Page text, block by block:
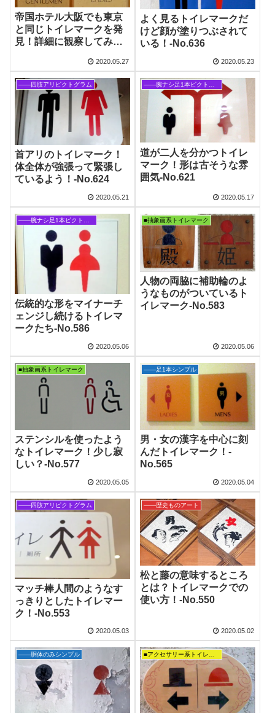
帝国ホテル大阪でも東京
と同じトイレマークを発
見！詳細に観察してみる‐
2020.05.27
よく見るトイレマークだ
けど顔が塗りつぶされて
いる！‐No.636
2020.05.23
――四肢アリピクトグラム
首アリのトイレマーク！
体全体が強張って緊張し
ているよう！‐No.624
2020.05.21
――腕ナシ足1本ピクトグラム
道が二人を分かつトイレ
マーク！形は古そうな雰
囲気‐No.621
2020.05.17
伝統的な形をマイナーチ
ェンジし続けるトイレマ
ークたち‐No.586
2020.05.06
■抽象画系トイレマーク
人物の両脇に補助輪のよ
うなものがついているト
イレマーク‐No.583
2020.05.06
■抽象画系トイレマーク
ステンシルを使ったよう
なトイレマーク！少し寂
しい？‐No.577
2020.05.05
――足1本シンプル
男・女の漢字を中心に刻
んだトイレマーク！‐
No.565
2020.05.04
――四肢アリピクトグラム
マッチ棒人間のようなす
っきりとしたトイレマー
ク！‐No.553
2020.05.03
――歴史ものアート
松と藤の意味するところ
とは？トイレマークでの
使い方！‐No.550
2020.05.02
――胴体のみシンプル